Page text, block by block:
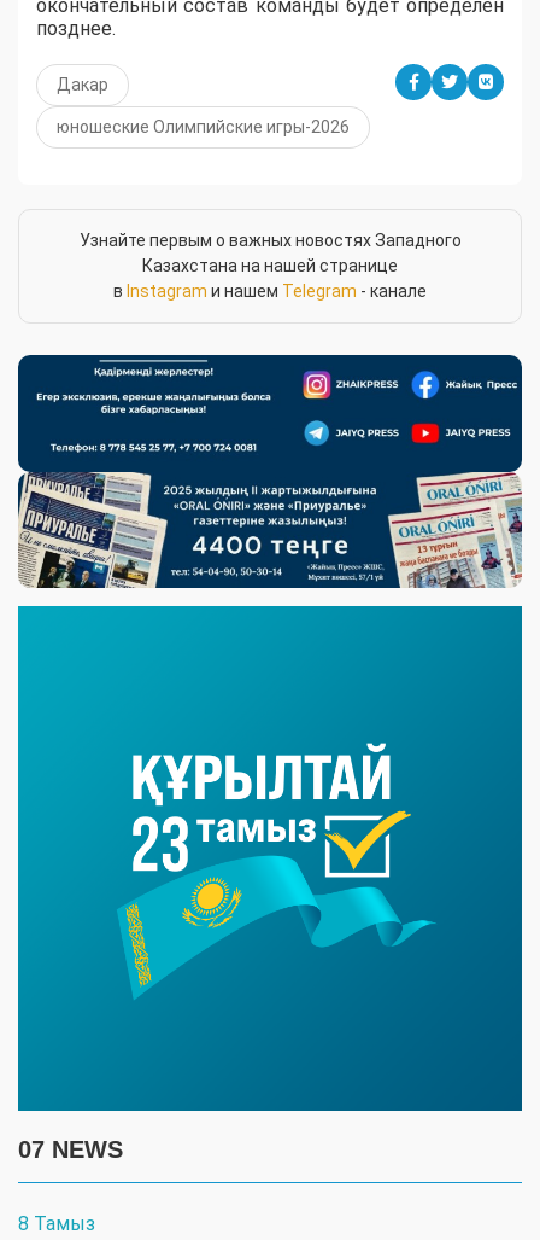
окончательный состав команды будет определен
позднее.
Дакар
юношеские Олимпийские игры-2026
Узнайте первым о важных новостях Западного
Казахстана на нашей странице
в Instagram и нашем Telegram - канале
07 NEWS
8 Тамыз